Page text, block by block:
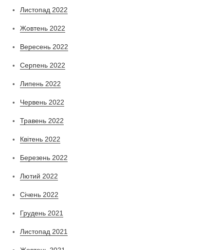
Листопад 2022
Жовтень 2022
Вересень 2022
Серпень 2022
Липень 2022
Червень 2022
Травень 2022
Квітень 2022
Березень 2022
Лютий 2022
Січень 2022
Грудень 2021
Листопад 2021